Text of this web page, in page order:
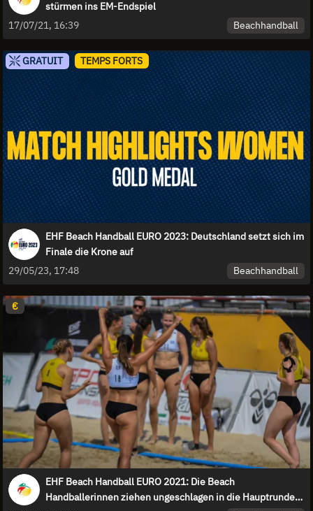
stürmen ins EM-Endspiel
17/07/21, 16:39
Beachhandball
GRATUIT TEMPS FORTS
EHF Beach Handball EURO 2023: Deutschland setzt sich im
Finale die Krone auf
29/05/23, 17:48
Beachhandball
€
EHF Beach Handball EURO 2021: Die Beach
Handballerinnen ziehen ungeschlagen in die Hauptrunde